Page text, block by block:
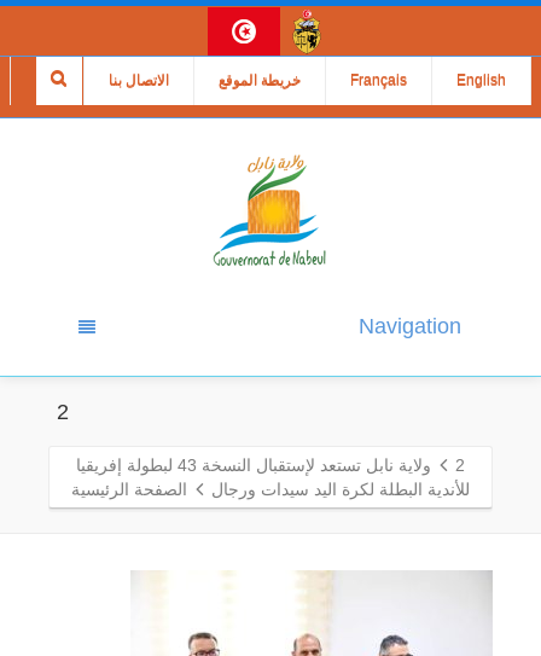
الاتصال بنا خريطة الموقع Français English
Navigation
2
2
ولاية نابل تستعد لإستقبال النسخة 43 لبطولة إفريقيا
للأندية البطلة لكرة اليد سيدات ورجال
الصفحة الرئيسية